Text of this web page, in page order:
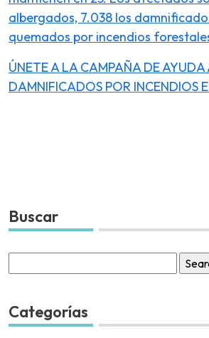
albergados, 7.038 los
quemados por incendios
ÚNETE A LA CAMPAÑA DE AYUDA
DAMNIFICADOS POR INCENDIOS
Buscar
for:
Categorías